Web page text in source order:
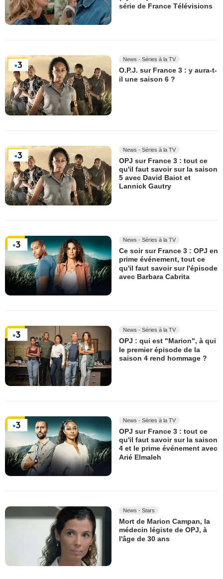
série de France Télévisions
News - Séries à la TV
O.P.J. sur France 3 : y aura-t-
il une saison 6 ?
News - Séries à la TV
OPJ sur France 3 : tout ce
qu'il faut savoir sur la saison
5 avec David Baiot et
Lannick Gautry
News - Séries à la TV
Ce soir sur France 3 : OPJ en
prime événement, tout ce
qu'il faut savoir sur l'épisode
avec Barbara Cabrita
News - Séries à la TV
OPJ : qui est "Marion", à qui
le premier épisode de la
saison 4 rend hommage ?
News - Séries à la TV
OPJ sur France 3 : tout ce
qu'il faut savoir sur la saison
4 et le prime événement avec
Arié Elmaleh
News - Stars
Mort de Marion Campan, la
médecin légiste de OPJ, à
l'âge de 30 ans